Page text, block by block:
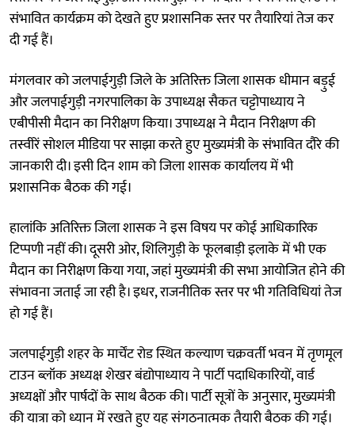
संभावित कार्यक्रम को देखते हुए प्रशासनिक स्तर पर तैयारियां तेज कर
दी गई हैं।
मंगलवार को जलपाईगुड़ी जिले के अतिरिक्त जिला शासक धीमान बड़ुई
और जलपाईगुड़ी नगरपालिका के उपाध्यक्ष सैकत चट्टोपाध्याय ने
एबीपीसी मैदान का निरीक्षण किया। उपाध्यक्ष ने मैदान निरीक्षण की
तस्वीरें सोशल मीडिया पर साझा करते हुए मुख्यमंत्री के संभावित दौरे की
जानकारी दी। इसी दिन शाम को जिला शासक कार्यालय में भी
प्रशासनिक बैठक की गई।
हालांकि अतिरिक्त जिला शासक ने इस विषय पर कोई आधिकारिक
टिप्पणी नहीं की। दूसरी ओर, शिलिगुड़ी के फूलबाड़ी इलाके में भी एक
मैदान का निरीक्षण किया गया, जहां मुख्यमंत्री की सभा आयोजित होने की
संभावना जताई जा रही है। इधर, राजनीतिक स्तर पर भी गतिविधियां तेज
हो गई हैं।
जलपाईगुड़ी शहर के मार्चेंट रोड स्थित कल्याण चक्रवर्ती भवन में तृणमूल
टाउन ब्लॉक अध्यक्ष शेखर बंद्योपाध्याय ने पार्टी पदाधिकारियों, वार्ड
अध्यक्षों और पार्षदों के साथ बैठक की। पार्टी सूत्रों के अनुसार, मुख्यमंत्री
की यात्रा को ध्यान में रखते हुए यह संगठनात्मक तैयारी बैठक की गई।